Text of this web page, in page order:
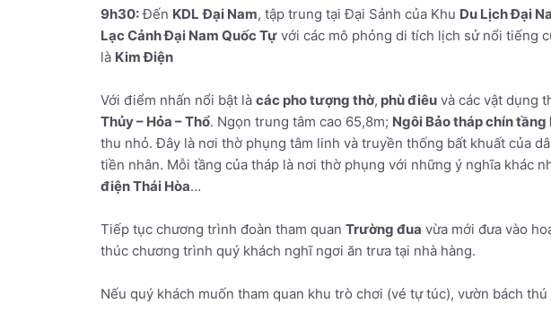
9h30:Đến KDL Đại Nam, tập trung tại Đại Sảnh của Khu Du Lịch Đại
Lạc Cảnh Đại Nam Quốc Tự với các mô phỏng di tích lịch sử nổi tiếng
là Kim Điện
Với điểm nhấn nổi bật là các pho tượng thờ, phù điêu và các vật dụng
Thủy – Hỏa – Thổ. Ngọn trung tâm cao 65,8m; Ngôi Bảo tháp chín tầng
thu nhỏ. Đây là nơi thờ phụng tâm linh và truyền thống bất khuất của
tiền nhân. Mỗi tầng của tháp là nơi thờ phụng với những ý nghĩa khác
điện Thái Hòa…
Tiếp tục chương trình đoàn tham quan Trường đua vừa mới đưa vào
thúc chương trình quý khách nghĩ ngơi ăn trưa tại nhà hàng.
Nếu quý khách muốn tham quan khu trò chơi (vé tự túc), vườn bách